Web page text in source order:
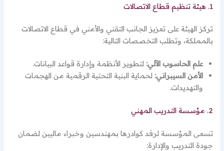
1. هيئة تنظيم قطاع الاتصالات
تركز الهيئة على تعزيز الجانب التقني والأمني في قطاع الاتصالات
بالمملكة، وتطلب التخصصات التالية:
علم الحاسوب الآلي: لتطوير الأنظمة وإدارة قواعد البيانات.
الأمن السيبراني: لحماية البنية التحتية الرقمية من الهجمات
والتهديدات.
2. مؤسسة التدريب المهني
تسعى المؤسسة لرفد كوادرها بمهندسين وخبراء ماليين لضمان
جودة التدريب والإدارة: